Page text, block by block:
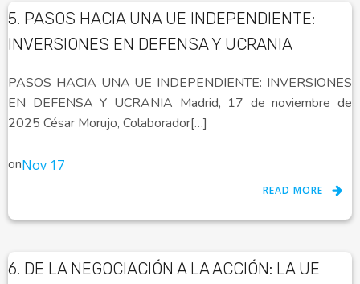
5. PASOS HACIA UNA UE INDEPENDIENTE:
INVERSIONES EN DEFENSA Y UCRANIA
PASOS HACIA UNA UE INDEPENDIENTE: INVERSIONES
EN DEFENSA Y UCRANIA Madrid, 17 de noviembre de
2025 César Morujo, Colaborador[…]
onNov 17
READ MORE
6. DE LA NEGOCIACIÓN A LA ACCIÓN: LA UE